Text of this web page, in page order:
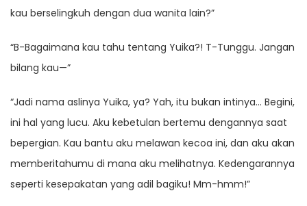
kau berselingkuh dengan dua wanita lain?”
“B-Bagaimana kau tahu tentang Yuika?! T-Tunggu. Jangan
bilang kau—”
“Jadi nama aslinya Yuika, ya? Yah, itu bukan intinya… Begini,
ini hal yang lucu. Aku kebetulan bertemu dengannya saat
bepergian. Kau bantu aku melawan kecoa ini, dan aku akan
memberitahumu di mana aku melihatnya. Kedengarannya
seperti kesepakatan yang adil bagiku! Mm-hmm!”